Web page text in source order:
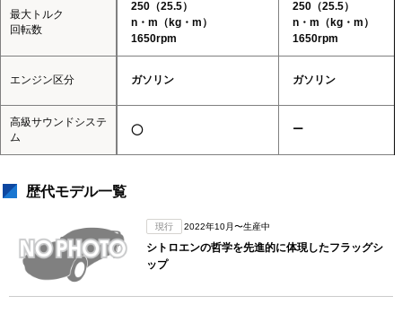
最大トルク
回転数
エンジン区分
高級サウンドシステ
ム
250（25.5）
n・m（kg・m）
1650rpm
250（25.5）
n・m（kg・m）
1650rpm
ガソリン ガソリン
◯ ー
歴代モデル一覧
現行 2022年10月〜生産中
シトロエンの哲学を先進的に体現したフラッグシ
ップ